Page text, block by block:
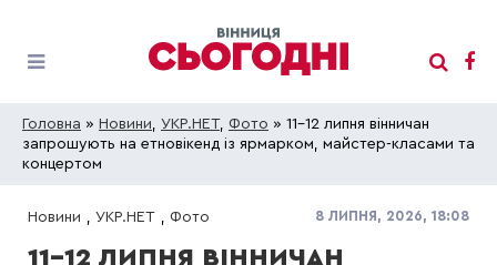
Головна » Новини, УКР.НЕТ, Фото » 11-12 липня вінничан
запрошують на етновікенд із ярмарком, майстер-класами та
концертом
Новини , УКР.НЕТ , Фото 8 ЛИПНЯ, 2026, 18:08
11-12 ЛИПНЯ ВІННИЧАН